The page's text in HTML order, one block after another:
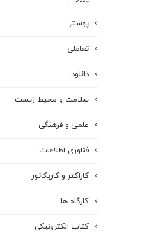
پوستر
تعاملی
دانلود
سلامت و محیط زیست
علمی و فرهنگی
فناوری اطلاعات
کاراکتر و کاریکاتور
کارگاه ها
کتاب الکترونیکی